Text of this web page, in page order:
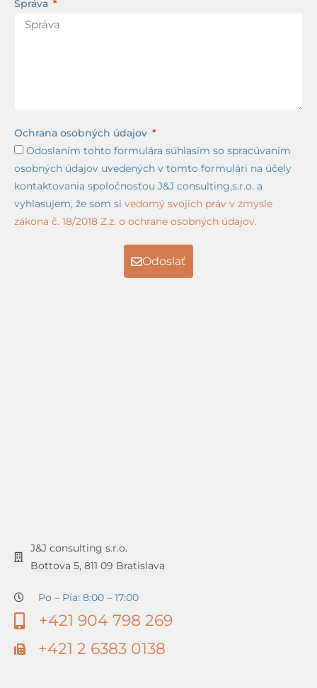
Správa
Ochrana osobných údajov
Odoslaním tohto formulára súhlasím so spracúvaním
osobných údajov uvedených v tomto formulári na účely
kontaktovania spoločnosťou J&J consulting,s.r.o. a
vyhlasujem, že som si vedomý svojich práv v zmysle
zákona č. 18/2018 Z.z. o ochrane osobných údajov.
Odoslať
J&J consulting s.r.o.
Bottova 5, 811 09 Bratislava
Po – Pia: 8:00 – 17:00
+421 904 798 269
+421 2 6383 0138